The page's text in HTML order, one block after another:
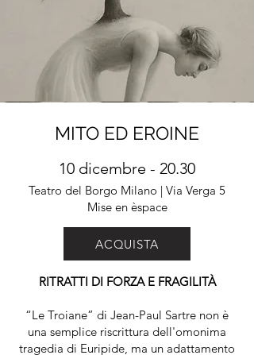
MITO ED EROINE
10 dicembre - 20.30
Teatro del Borgo Milano | Via Verga 5
Mise en èspace
RITRATTI DI FORZA E FRAGILITÀ​
“Le Troiane” di Jean-Paul Sartre non è
una semplice riscrittura dell'omonima
tragedia di Euripide, ma un adattamento
ACQUISTA